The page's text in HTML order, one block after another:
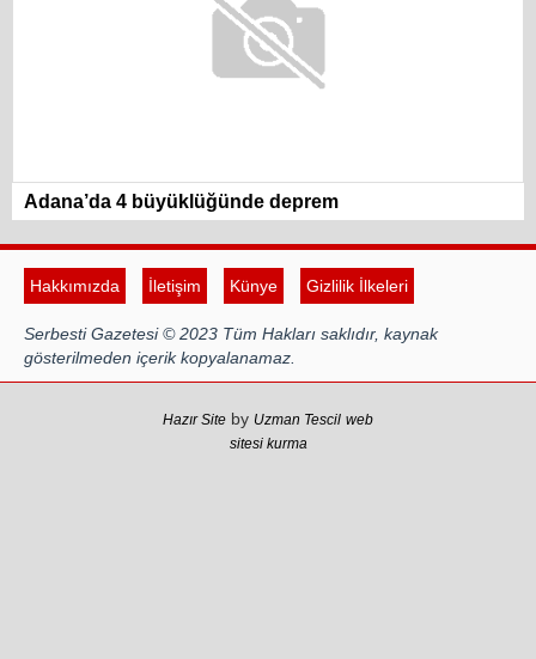
Adana’da 4 büyüklüğünde deprem
Hakkımızda İletişim Künye Gizlilik İlkeleri
Serbesti Gazetesi © 2023 Tüm Hakları saklıdır, kaynak
gösterilmeden içerik kopyalanamaz.
Hazır Site by Uzman Tescil web
sitesi kurma